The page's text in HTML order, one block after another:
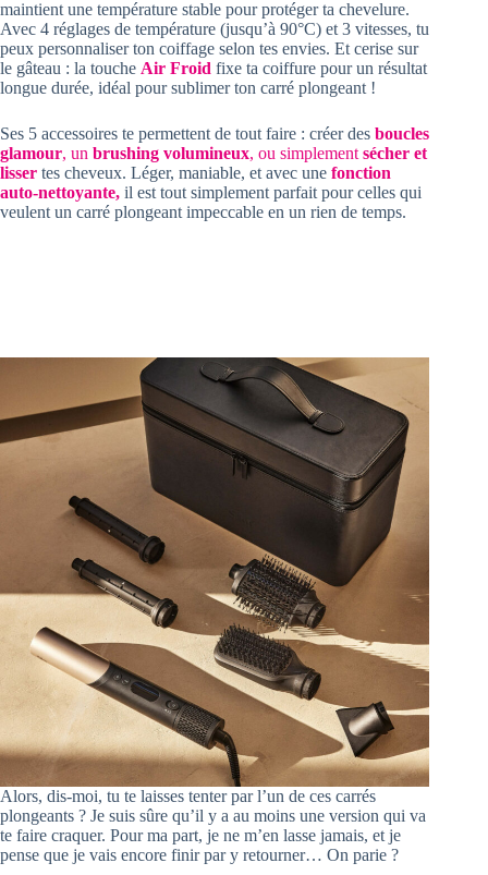
maintient une température stable pour protéger ta chevelure.
Avec 4 réglages de température (jusqu’à 90°C) et 3 vitesses, tu
peux personnaliser ton coiffage selon tes envies. Et cerise sur
le gâteau : la touche Air Froid fixe ta coiffure pour un résultat
longue durée, idéal pour sublimer ton carré plongeant !
Ses 5 accessoires te permettent de tout faire : créer des boucles
glamour, un brushing volumineux, ou simplement sécher et
lisser tes cheveux. Léger, maniable, et avec une fonction
auto-nettoyante, il est tout simplement parfait pour celles qui
veulent un carré plongeant impeccable en un rien de temps.
Alors, dis-moi, tu te laisses tenter par l’un de ces carrés
plongeants ? Je suis sûre qu’il y a au moins une version qui va
te faire craquer. Pour ma part, je ne m’en lasse jamais, et je
pense que je vais encore finir par y retourner… On parie ?